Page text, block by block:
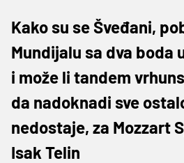
Kako su se Šveđani,
Mundijalu sa dva boda
i može li tandem
da nadoknadi sve
nedostaje, za Mozzart
Isak Telin